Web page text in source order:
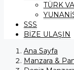
TÜRK
SSS
BİZE ULAŞIN
Ana Sayfa
Manzara &